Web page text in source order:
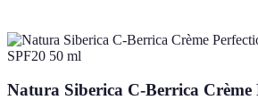
Natura Siberica C-Berrica Crème